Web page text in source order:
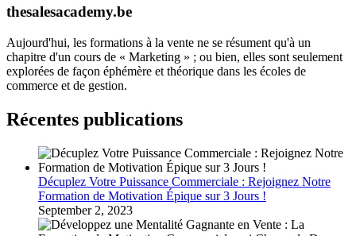
thesalesacademy.be
Aujourd'hui, les formations à la vente ne se résument qu'à un
chapitre d'un cours de « Marketing » ; ou bien, elles sont seulement
explorées de façon éphémère et théorique dans les écoles de
commerce et de gestion.
Récentes publications
Décuplez Votre Puissance Commerciale : Rejoignez Notre
Formation de Motivation Épique sur 3 Jours !
September 2, 2023